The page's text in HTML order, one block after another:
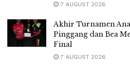
7 AUGUST 2026
Akhir Turnamen
Pinggang dan Bea
Final
7 AUGUST 2026